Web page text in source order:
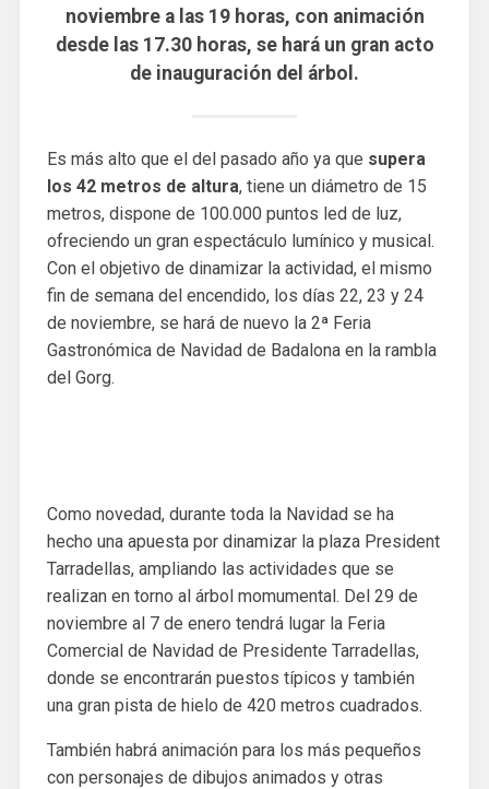
noviembre a las 19 horas, con animación
desde las 17.30 horas, se hará un gran acto
de inauguración del árbol.
Es más alto que el del pasado año ya que supera
los 42 metros de altura, tiene un diámetro de 15
metros, dispone de 100.000 puntos led de luz,
ofreciendo un gran espectáculo lumínico y musical.
Con el objetivo de dinamizar la actividad, el mismo
fin de semana del encendido, los días 22, 23 y 24
de noviembre, se hará de nuevo la 2ª Feria
Gastronómica de Navidad de Badalona en la rambla
del Gorg.
Como novedad, durante toda la Navidad se ha
hecho una apuesta por dinamizar la plaza President
Tarradellas, ampliando las actividades que se
realizan en torno al árbol momumental. Del 29 de
noviembre al 7 de enero tendrá lugar la Feria
Comercial de Navidad de Presidente Tarradellas,
donde se encontrarán puestos típicos y también
una gran pista de hielo de 420 metros cuadrados.
También habrá animación para los más pequeños
con personajes de dibujos animados y otras